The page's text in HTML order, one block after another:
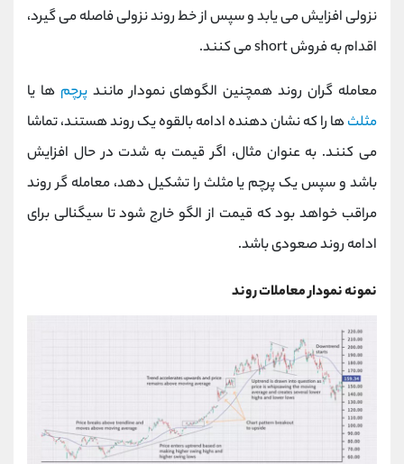
نزولی افزایش می یابد و سپس از خط روند نزولی فاصله می گیرد،
اقدام به فروش short می کنند.
معامله گران روند همچنین الگوهای نمودار مانندپرچم ها یا
مثلثها را که نشان دهنده ادامه بالقوه یک روند هستند، تماشا
می کنند. به عنوان مثال، اگر قیمت به شدت در حال افزایش
باشد و سپس یک پرچم یا مثلث را تشکیل دهد، معامله گر روند
مراقب خواهد بود که قیمت از الگو خارج شود تا سیگنالی برای
ادامه روند صعودی باشد.
نمونه نمودار معاملات روند